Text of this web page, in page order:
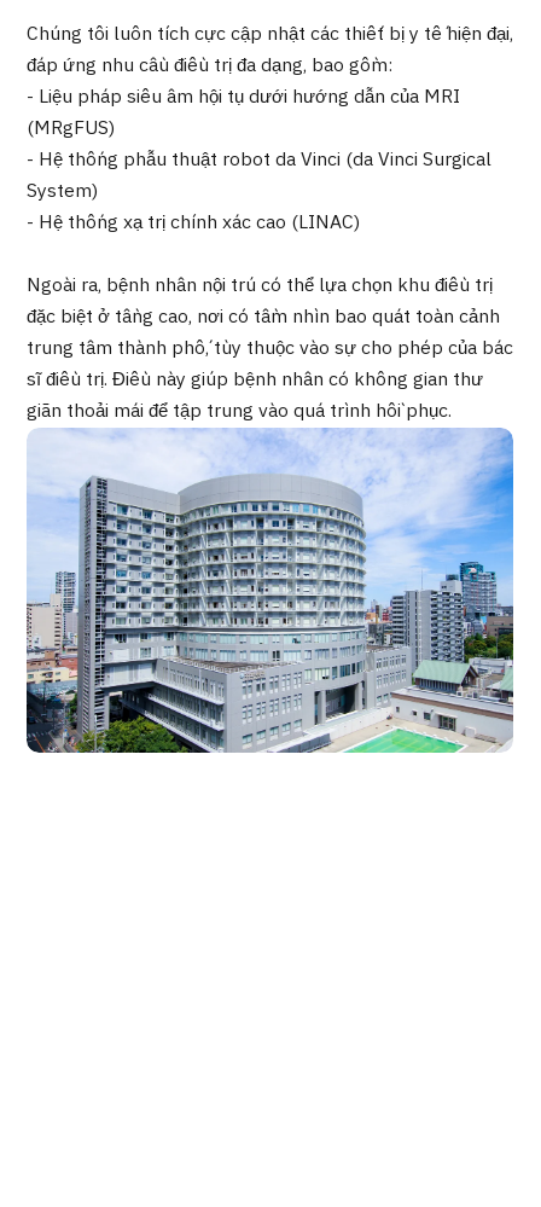
Giới thiệu
Bệnh nhân QT
Về Japan Medical
Quy trình khám chữa bệnh
Chương trình
Tìm theo xét nghiệm / phương pháp /
cách điều trị
Tìm kiếm y học thẩm mỹ
Nội dung nổi bật
Tin tức
Dành cho cơ sở y tế
Công ty vận hành
Chính sách bảo vệ dữ liệu cá nhân
Hướng dẫn và chính sách của công ty
Chúng tôi luôn tích cực cập nhật các thiết bị y tế hiện đại,
đáp ứng nhu cầu điều trị đa dạng, bao gồm:
- Liệu pháp siêu âm hội tụ dưới hướng dẫn của MRI
(MRgFUS)
- Hệ thống phẫu thuật robot da Vinci (da Vinci Surgical
System)
- Hệ thống xạ trị chính xác cao (LINAC)
Ngoài ra, bệnh nhân nội trú có thể lựa chọn khu điều trị
đặc biệt ở tầng cao, nơi có tầm nhìn bao quát toàn cảnh
trung tâm thành phố, tùy thuộc vào sự cho phép của bác
sĩ điều trị. Điều này giúp bệnh nhân có không gian thư
giãn thoải mái để tập trung vào quá trình hồi phục.